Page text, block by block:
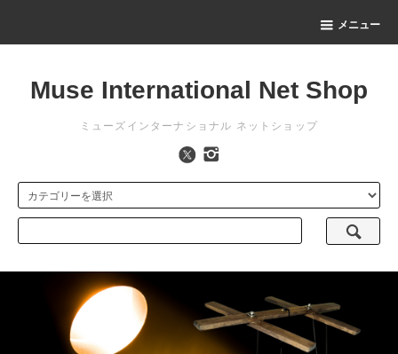
メニュー
Muse International Net Shop
ミューズインターナショナル ネットショップ